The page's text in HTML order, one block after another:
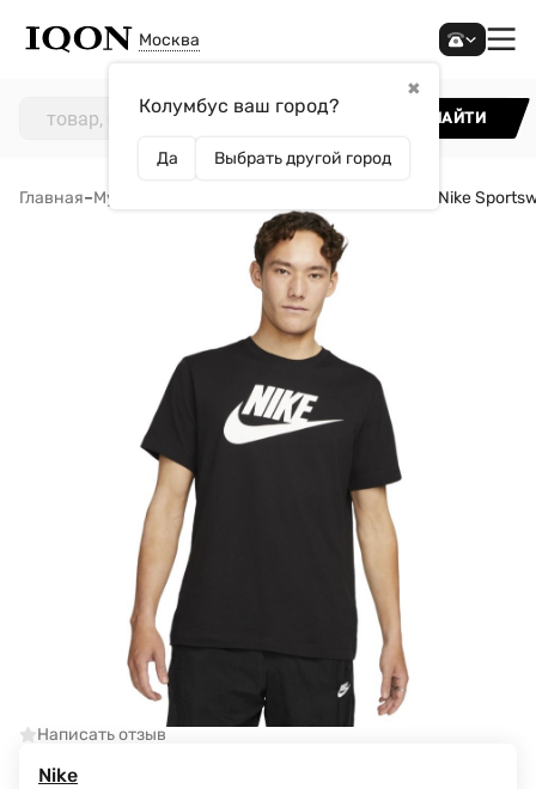
Москва
✖
Колумбус ваш город?
Да Выбрать другой город
НАЙТИ
Главная–Мужчинам Футболка Nike
Написать отзыв
Nike